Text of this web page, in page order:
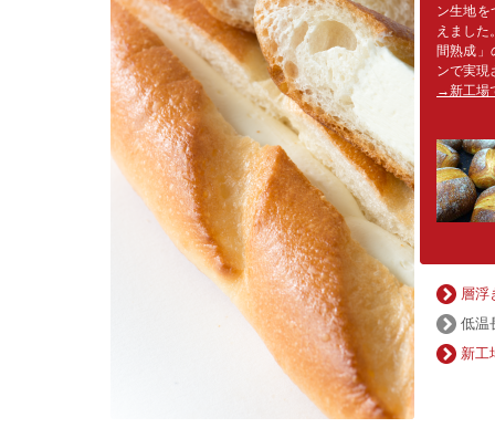
ン生地を
えました
間熟成」
ンで実現
→新工場
層浮
低温
新工